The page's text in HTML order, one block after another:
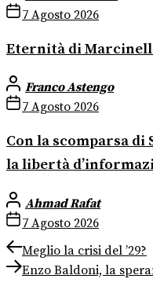
7 Agosto 2026
Eternità di
Franco Astengo
7 Agosto 2026
Con la scomparsa
la libertà
Ahmad Rafat
7 Agosto 2026
Navigazione
articoli
Previous
post:
Meglio la crisi del ’29?
Next
post:
Enzo Baldoni, la